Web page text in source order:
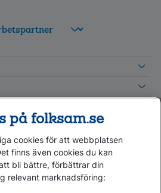
på folksam.se
cookies för att webbplatsen
finns även cookies du kan
bli bättre, förbättrar din
relevant marknadsföring: